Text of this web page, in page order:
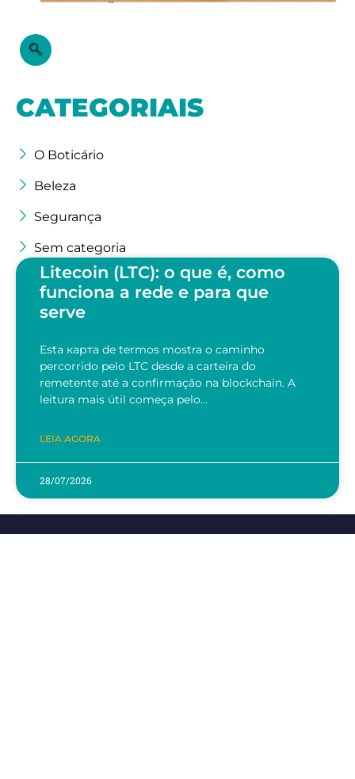
CATEGORIAIS
O Boticário
Beleza
Segurança
Sem categoria
Litecoin (LTC): o que é, como
funciona a rede e para que
serve
Esta карта de termos mostra o caminho
percorrido pelo LTC desde a carteira do
remetente até a confirmação na blockchain. A
leitura mais útil começa pelo…
LEIA AGORA
28/07/2026